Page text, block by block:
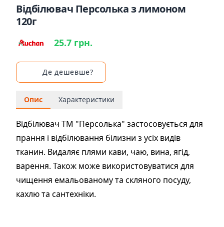
Відбілювач Персолька з лимоном
120г
25.7 грн.
Де дешевше?
Опис Характеристики
Відбілювач ТМ "Персолька" застосовується для
прання і відбілювання білизни з усіх видів
тканин. Видаляє плями кави, чаю, вина, ягід,
варення. Також може використовуватися для
чищення емальованому та скляного посуду,
кахлю та сантехніки.